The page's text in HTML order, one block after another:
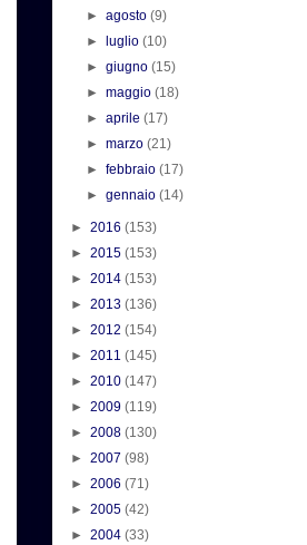
►agosto(9)
►
luglio(10)
►giugno(15)
►maggio(18)
►aprile(17)
►marzo(21)
►febbraio(17)
►gennaio(14)
► 2016 (153)
► 2015 (153)
► 2014 (153)
► 2013 (136)
► 2012 (154)
► 2011 (145)
► 2010 (147)
► 2009 (119)
► 2008 (130)
► 2007 (98)
► 2006 (71)
► 2005 (42)
► 2004 (33)